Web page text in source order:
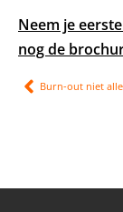
Neem je
nog de